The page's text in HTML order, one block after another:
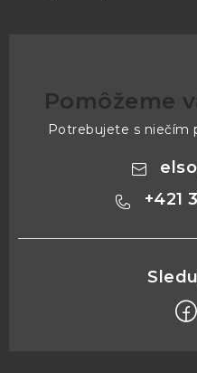
Pomôžeme
Potrebujete s niečím
elso
+421